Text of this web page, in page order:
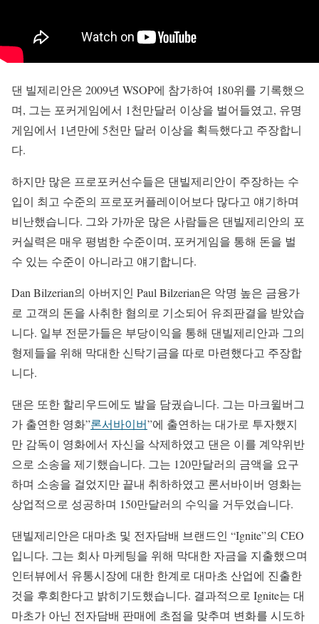
댄 빌제리안은 2009년 WSOP에 참가하여 180위를 기록했으
며, 그는 포커게임에서 1천만달러 이상을 벌어들였고, 유명
게임에서 1년만에 5천만 달러 이상을 획득했다고 주장합니
다.
하지만 많은 프로포커선수들은 댄빌제리안이 주장하는 수
입이 최고 수준의 프로포커플레이어보다 많다고 얘기하며
비난했습니다. 그와 가까운 많은 사람들은 댄빌제리안의 포
커실력은 매우 평범한 수준이며, 포커게임을 통해 돈을 벌
수 있는 수준이 아니라고 얘기합니다.
Dan Bilzerian의 아버지인 Paul Bilzerian은 악명 높은 금융가
로 고객의 돈을 사취한 혐의로 기소되어 유죄판결을 받았습
니다. 일부 전문가들은 부당이익을 통해 댄빌제리안과 그의
형제들을 위해 막대한 신탁기금을 따로 마련했다고 주장합
니다.
댄은 또한 할리우드에도 발을 담궜습니다. 그는 마크윌버그
가 출연한 영화”론서바이버”에 출연하는 대가로 투자했지
만 감독이 영화에서 자신을 삭제하였고 댄은 이를 계약위반
으로 소송을 제기했습니다. 그는 120만달러의 금액을 요구
하며 소송을 걸었지만 끝내 취하하였고 론서바이버 영화는
상업적으로 성공하며 150만달러의 수익을 거두었습니다.
댄빌제리안은 대마초 및 전자담배 브랜드인 “Ignite”의 CEO
입니다. 그는 회사 마케팅을 위해 막대한 자금을 지출했으며
인터뷰에서 유통시장에 대한 한계로 대마초 산업에 진출한
것을 후회한다고 밝히기도했습니다. 결과적으로 Ignite는 대
마초가 아닌 전자담배 판매에 초점을 맞추며 변화를 시도하